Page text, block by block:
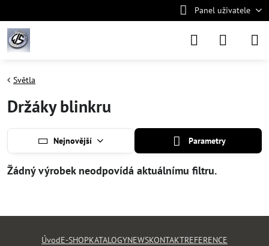
Panel uživatele
Světla
Držáky blinkru
Nejnovější Parametry
ÚvodE-SHOPKATALOGYNEWSKONTAKTREFERENCE